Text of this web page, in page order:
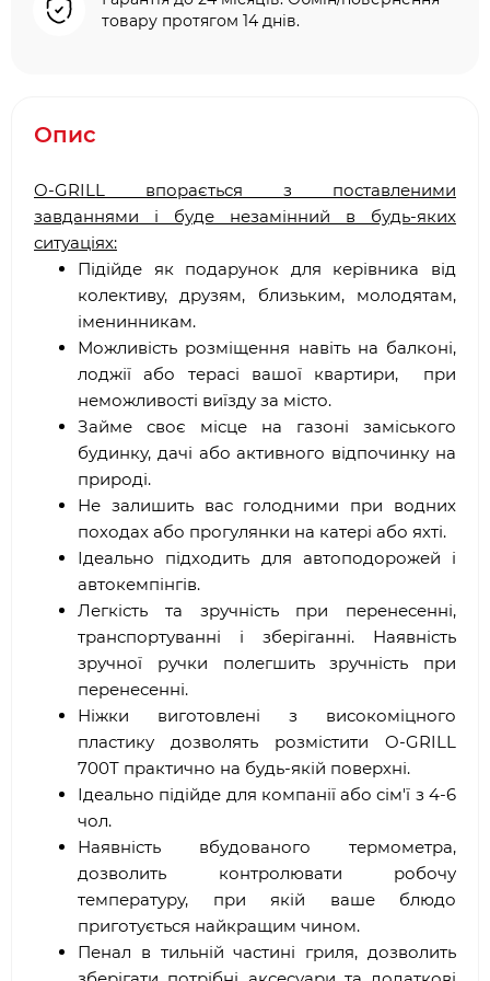
товару протягом 14 днів.
Опис
O-GRILL впорається з поставленими
завданнями і буде незамінний в будь-яких
ситуаціях:
Підійде як подарунок для керівника від
колективу, друзям, близьким, молодятам,
іменинникам.
Можливість розміщення навіть на балконі,
лоджії або терасі вашої квартири, при
неможливості виїзду за місто.
Займе своє місце на газоні заміського
будинку, дачі або активного відпочинку на
природі.
Не залишить вас голодними при водних
походах або прогулянки на катері або яхті.
Ідеально підходить для автоподорожей і
автокемпінгів.
Легкість та зручність при перенесенні,
транспортуванні і зберіганні. Наявність
зручної ручки полегшить зручність при
перенесенні.
Ніжки виготовлені з високоміцного
пластику дозволять розмістити O-GRILL
700T практично на будь-якій поверхні.
Ідеально підійде для компанії або сім'ї з 4-6
чол.
Наявність вбудованого термометра,
дозволить контролювати робочу
температуру, при якій ваше блюдо
приготується найкращим чином.
Пенал в тильній частині гриля, дозволить